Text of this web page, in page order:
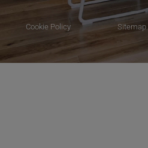
Cookie Policy Sitemap